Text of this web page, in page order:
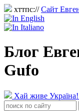
хттпс://Сайт
Блог
Gufo
Хай живе